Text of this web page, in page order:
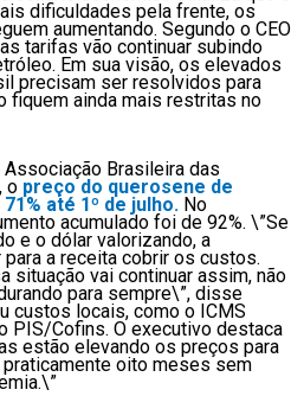
dificuldades pela frente, os
aumentando. Segundo o CEO
tarifas vão continuar subindo
Em sua visão, os elevados
precisam ser resolvidos para
fiquem ainda mais restritas no
Brasileira das
o preço do querosene de
até 1º de julho. No
acumulado foi de 92%. \”Se
e o dólar valorizando, a
a receita cobrir os custos.
situação vai continuar assim, não
para sempre\”, disse
custos locais, como o ICMS
PIS/Cofins. O executivo destaca
estão elevando os preços para
oito meses sem